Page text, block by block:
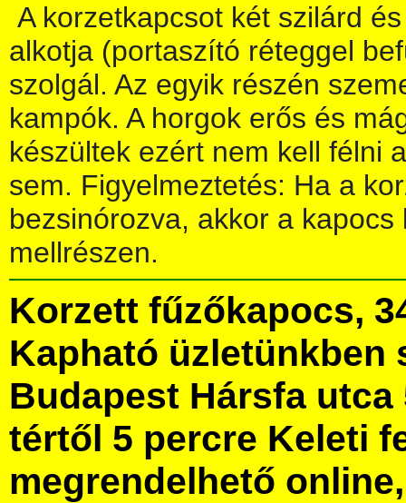
A korzetkapcsot két szilárd
alkotja (portaszító réteggel
szolgál. Az egyik részén
kampók. A horgok erős és
készültek ezért nem kell félni
sem. Figyelmeztetés: Ha a
bezsinórozva, akkor a kapocs
mellrészen.
Korzett fűzőkapocs,
Kapható üzletünkben
Budapest Hársfa utca
tértől 5 percre Keleti
megrendelhető